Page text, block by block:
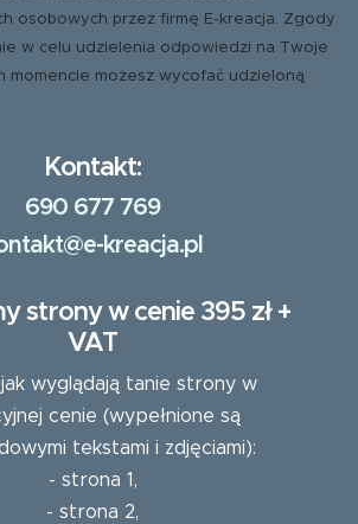
osobowych przez firmę E-kreacja. Zgody
w celu udzielenia odpowiedzi na Twoje
momencie możesz wycofać udzieloną
Kontakt:
690 677 769
kreacja.pl
strony w cenie 395 zł +
VAT
wyglądają tanie strony w
cenie (wypełnione są
tekstami i zdjęciami):
- strona 1 ,
- strona 2,